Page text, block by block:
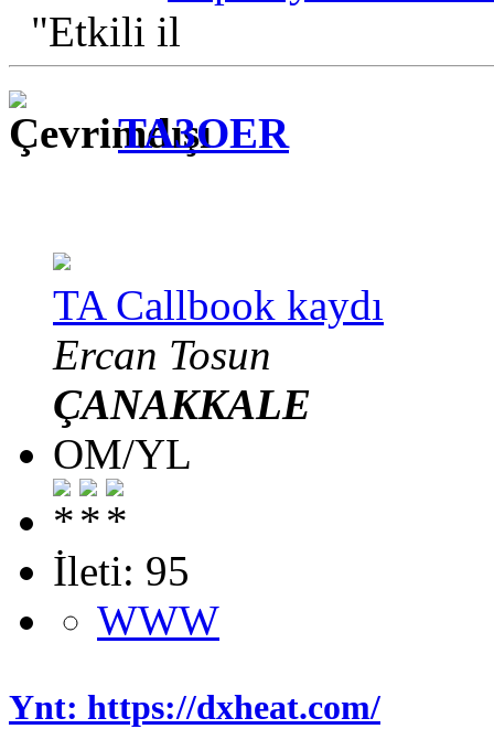
"Etkili il
TA3OER
TA Callbook kaydı
Ercan Tosun
ÇANAKKALE
OM/YL
İleti: 95
WWW
Ynt: https://dxheat.com/